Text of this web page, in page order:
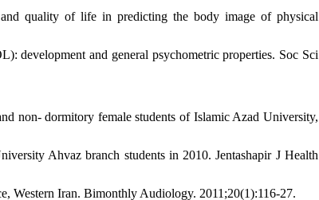
quality of life in predicting the body image of physical
development and general psychometric properties. Soc Sci
non- dormitory female students of Islamic Azad University,
Ahvaz branch students in 2010. Jentashapir J Health
Western Iran. Bimonthly Audiology. 2011;20(1):116-27.